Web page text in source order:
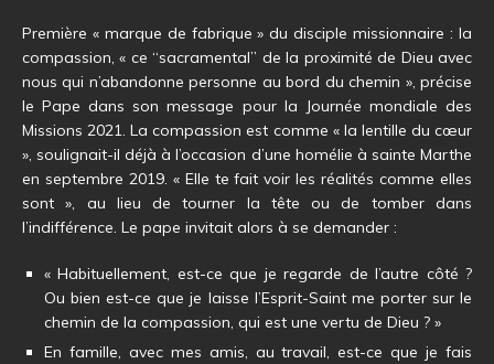
Première « marque de fabrique » du disciple missionnaire : la
compassion, « ce “sacramental” de la proximité de Dieu avec
nous qui n’abandonne personne au bord du chemin », précise
le Pape dans son message pour la Journée mondiale des
Missions 2021. La compassion est comme « la lentille du cœur
», soulignait-il déjà à l’occasion d’une homélie à sainte Marthe
en septembre 2019. « Elle te fait voir les réalités comme elles
sont », au lieu de tourner la tête ou de tomber dans
l’indifférence. Le pape invitait alors à se demander :
« Habituellement, est-ce que je regarde de l’autre côté ?
Ou bien est-ce que je laisse l’Esprit-Saint me porter sur le
chemin de la compassion, qui est une vertu de Dieu ? »
En famille, avec mes amis, au travail, est-ce que je fais